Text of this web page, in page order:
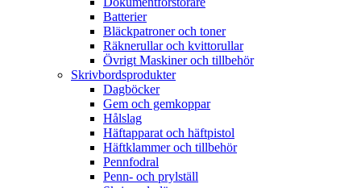
Batterier
Bläckpatroner och toner
Räknerullar och kvittorullar
Övrigt Maskiner och tillbehör
Skrivbordsprodukter
Dagböcker
Gem och gemkoppar
Hålslag
Häftapparat och häftpistol
Häftklammer och tillbehör
Pennfodral
Penn- och prylställ